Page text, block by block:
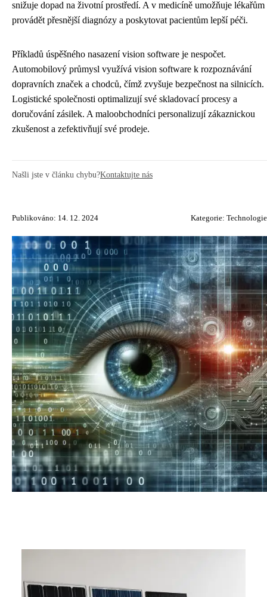
snižuje dopad na životní prostředí. A v medicíně umožňuje lékařům
provádět přesnější diagnózy a poskytovat pacientům lepší péči.
Příkladů úspěšného nasazení vision software je nespočet.
Automobilový průmysl využívá vision software k rozpoznávání
dopravních značek a chodců, čímž zvyšuje bezpečnost na silnicích.
Logistické společnosti optimalizují své skladovací procesy a
doručování zásilek. A maloobchodníci personalizují zákaznickou
zkušenost a zefektivňují své prodeje.
Našli jste v článku chybu?Kontaktujte nás
Publikováno: 14. 12. 2024 Kategorie: Technologie